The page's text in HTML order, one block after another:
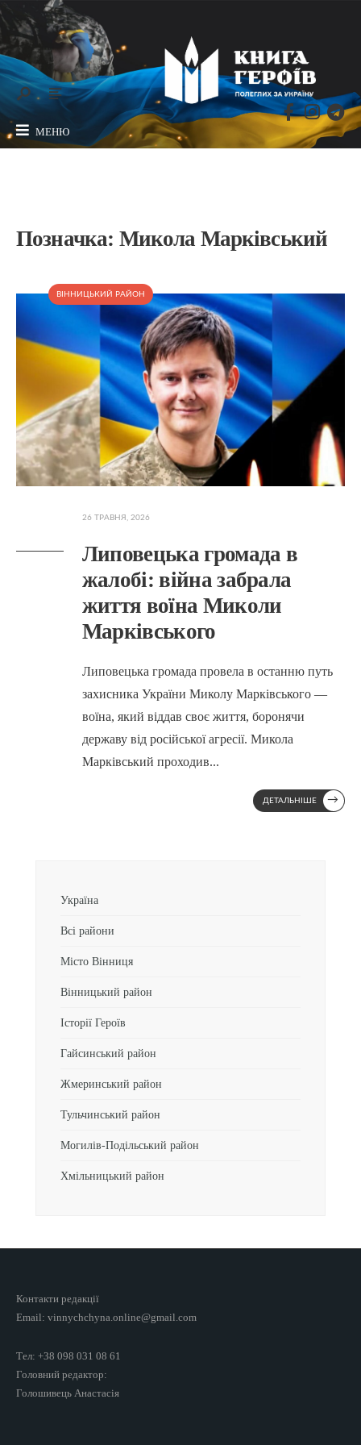
МЕНЮ
Позначка: Микола Марківський
ВІННИЦЬКИЙ РАЙОН
26 ТРАВНЯ, 2026
Липовецька громада в
жалобі: війна забрала
життя воїна Миколи
Марківського
Липовецька громада провела в останню путь
захисника України Миколу Марківського —
воїна, який віддав своє життя, боронячи
державу від російської агресії. Микола
Марківський проходив...
ДЕТАЛЬНІШЕ →
Україна
Всі райони
Місто Вінниця
Вінницький район
Історії Героїв
Гайсинський район
Жмеринський район
Тульчинський район
Могилів-Подільський район
Хмільницький район
Контакти редакції
Email: vinnychchyna.online@gmail.com
Тел: +38 098 031 08 61
Головний редактор:
Голошивець Анастасія